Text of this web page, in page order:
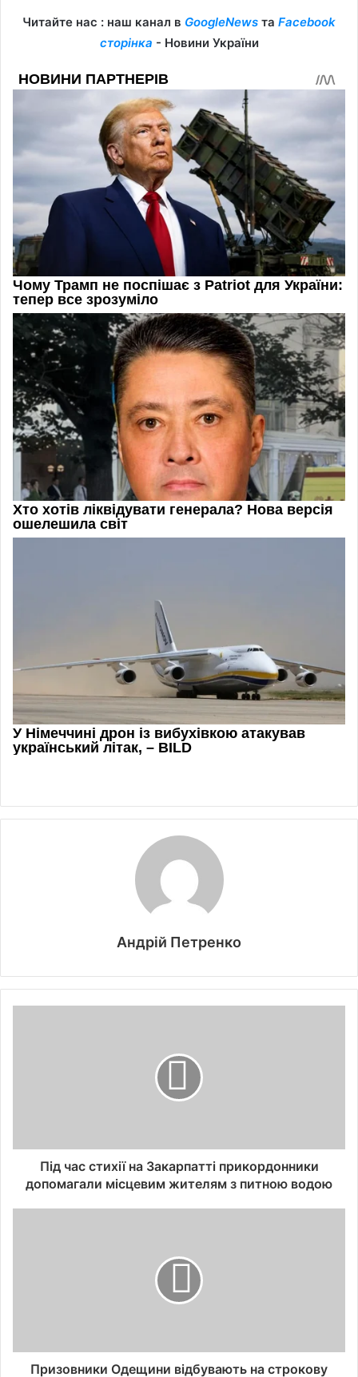
Читайте нас : наш канал в GoogleNews та Facebook
сторінка - Новини України
Андрій Петренко
Під час стихії на Закарпатті прикордонники
допомагали місцевим жителям з питною водою
Призовники Одещини відбувають на строкову